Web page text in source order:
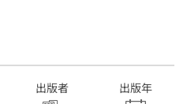
出版者 出版年